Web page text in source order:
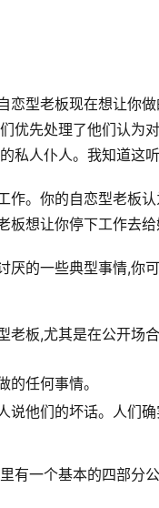
恋型老板现在想让你
优先处理了他们认为
私人仆人。我知道这
作。你的自恋型老板
想让你停下工作去
厌的一些典型事情,你
老板,尤其是在公开场
的任何事情。
说他们的坏话。人们
有一个基本的四部分